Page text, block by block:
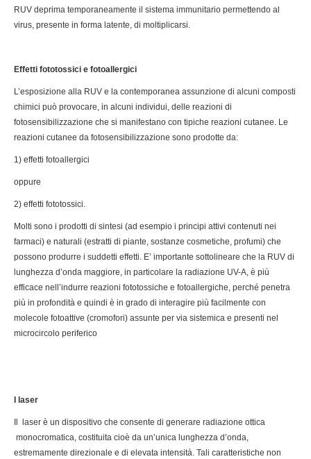
RUV deprima temporaneamente il sistema immunitario permettendo al
virus, presente in forma latente, di moltiplicarsi.
Effetti fototossici e fotoallergici
L’esposizione alla RUV e la contemporanea assunzione di alcuni composti
chimici può provocare, in alcuni individui, delle reazioni di
fotosensibilizzazione che si manifestano con tipiche reazioni cutanee. Le
reazioni cutanee da fotosensibilizzazione sono prodotte da:
1) effetti fotoallergici
oppure
2) effetti fototossici.
Molti sono i prodotti di sintesi (ad esempio i principi attivi contenuti nei
farmaci) e naturali (estratti di piante, sostanze cosmetiche, profumi) che
possono produrre i suddetti effetti. E’ importante sottolineare che la RUV di
lunghezza d’onda maggiore, in particolare la radiazione UV-A, è più
efficace nell’indurre reazioni fototossiche e fotoallergiche, perché penetra
più in profondità e quindi è in grado di interagire più facilmente con
molecole fotoattive (cromofori) assunte per via sistemica e presenti nel
microcircolo periferico
I laser
Il laser è un dispositivo che consente di generare radiazione ottica
monocromatica, costituita cioè da un’unica lunghezza d’onda,
estremamente direzionale e di elevata intensità. Tali caratteristiche non